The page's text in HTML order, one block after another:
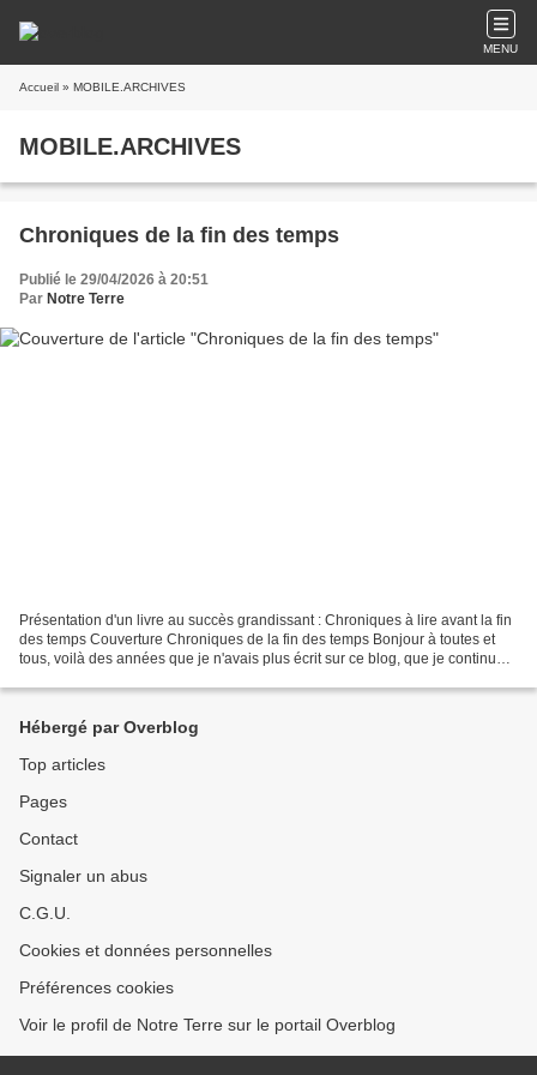
MENU
Accueil » MOBILE.ARCHIVES
MOBILE.ARCHIVES
Chroniques de la fin des temps
Publié le 29/04/2026 à 20:51
Par Notre Terre
Présentation d'un livre au succès grandissant : Chroniques à lire avant la fin
des temps Couverture Chroniques de la fin des temps Bonjour à toutes et
tous, voilà des années que je n'avais plus écrit sur ce blog, que je continue
Hébergé par Overblog
Top articles
Pages
Contact
Signaler un abus
C.G.U.
Cookies et données personnelles
Préférences cookies
Voir le profil de Notre Terre sur le portail Overblog